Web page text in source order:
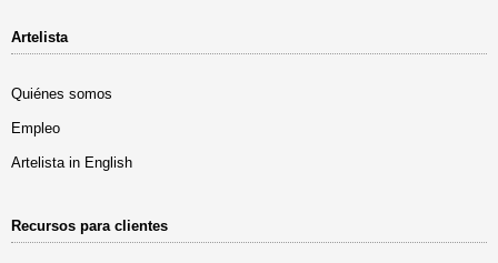
Artelista
Quiénes somos
Empleo
Artelista in English
Recursos para clientes